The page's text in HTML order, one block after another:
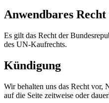
Anwendbares
Es gilt das Recht der
des UN-Kaufrechts.
Kündigung
Wir behalten uns das Recht vor,
auf die Seite zeitweise oder